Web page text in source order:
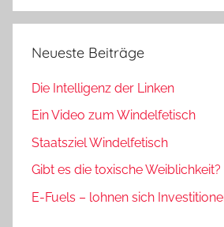
Neueste Beiträge
Die Intelligenz der Linken
Ein Video zum Windelfetisch
Staatsziel Windelfetisch
Gibt es die toxische Weiblichkeit?
E-Fuels – lohnen sich